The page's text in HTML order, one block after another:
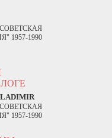
1957-1990
1957-1990